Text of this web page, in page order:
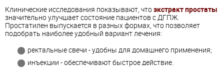
Клинические исследования показывают, чтоэкстракт простаты
значительно улучшает состояние пациентов с ДГПЖ.
Простатилен выпускается в разных формах, что позволяет
подобрать наиболее удобный вариант лечения:
ректальные свечи - удобны для домашнего применения;
инъекции - обеспечивают быстрое действие.